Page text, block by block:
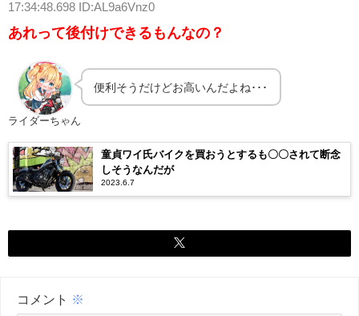
17:34:48.698 ID:AL9a6Vnz0
あれって後付けできるもんなの？
ライダーちゃん
便利そうだけどお高いんだよね･･･
童貞ワイ氏バイクを買おうとするも〇〇されて断念
しそうなんだが
2023.6.7
コメント ※